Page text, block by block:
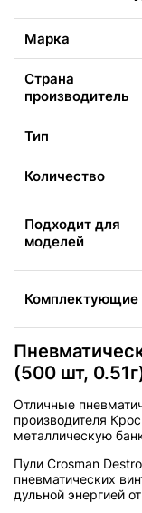
Марка
Страна
производитель
Тип
Количество
Подходит для
моделей
Комплектующие
(500 шт,
Отличные
производителя
металлическую
Пули Crosman
пневматических
дульной энергией